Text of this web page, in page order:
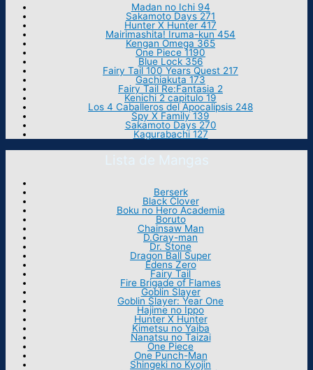
Madan no Ichi 94
Sakamoto Days 271
Hunter X Hunter 417
Mairimashita! Iruma-kun 454
Kengan Omega 365
One Piece 1190
Blue Lock 356
Fairy Tail 100 Years Quest 217
Gachiakuta 173
Fairy Tail Re:Fantasia 2
Kenichi 2 capitulo 19
Los 4 Caballeros del Apocalipsis 248
Spy X Family 139
Sakamoto Days 270
Kagurabachi 127
Lista de Mangas
Berserk
Black Clover
Boku no Hero Academia
Boruto
Chainsaw Man
D.Gray-man
Dr. Stone
Dragon Ball Super
Edens Zero
Fairy Tail
Fire Brigade of Flames
Goblin Slayer
Goblin Slayer: Year One
Hajime no Ippo
Hunter X Hunter
Kimetsu no Yaiba
Nanatsu no Taizai
One Piece
One Punch-Man
Shingeki no Kyojin